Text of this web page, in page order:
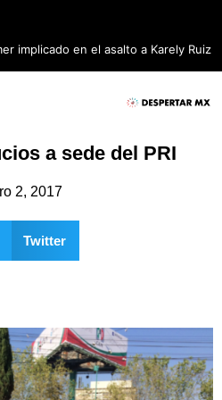
implicado en el asalto a Karely Ruiz
a sede del PRI
2, 2017
Twitter